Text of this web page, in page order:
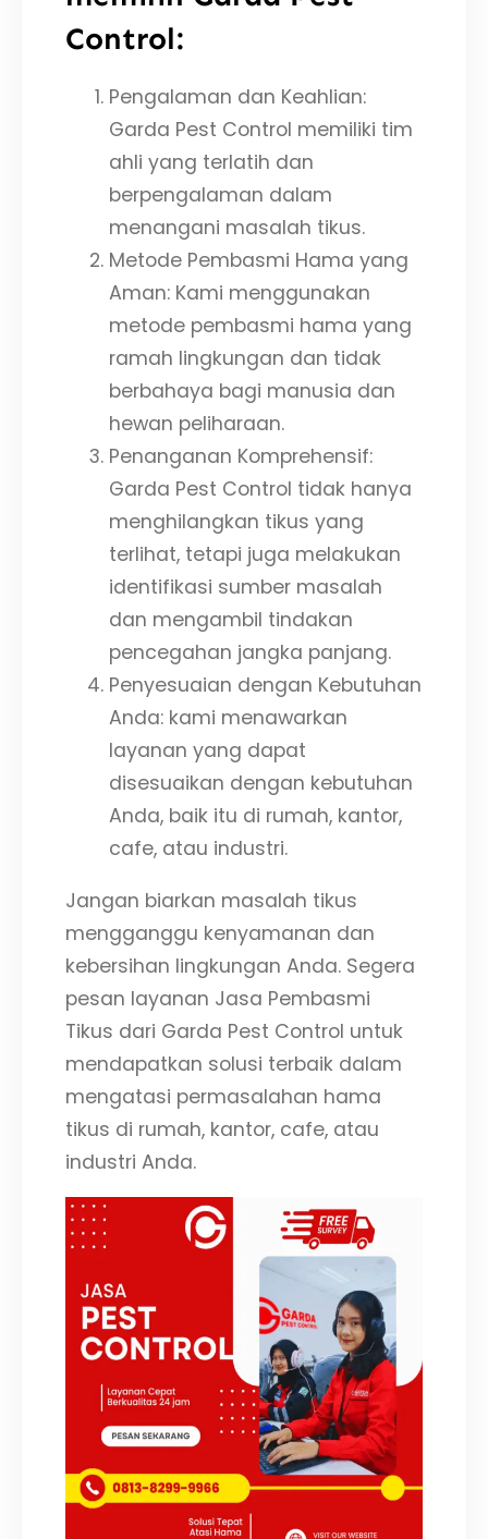
Control:
Pengalaman dan Keahlian:
Garda Pest Control memiliki tim
ahli yang terlatih dan
berpengalaman dalam
menangani masalah tikus.
Metode Pembasmi Hama yang
Aman: Kami menggunakan
metode pembasmi hama yang
ramah lingkungan dan tidak
berbahaya bagi manusia dan
hewan peliharaan.
Penanganan Komprehensif:
Garda Pest Control tidak hanya
menghilangkan tikus yang
terlihat, tetapi juga melakukan
identifikasi sumber masalah
dan mengambil tindakan
pencegahan jangka panjang.
Penyesuaian dengan Kebutuhan
Anda: kami menawarkan
layanan yang dapat
disesuaikan dengan kebutuhan
Anda, baik itu di rumah, kantor,
cafe, atau industri.
Jangan biarkan masalah tikus
mengganggu kenyamanan dan
kebersihan lingkungan Anda. Segera
pesan layanan Jasa Pembasmi
Tikus dari Garda Pest Control untuk
mendapatkan solusi terbaik dalam
mengatasi permasalahan hama
tikus di rumah, kantor, cafe, atau
industri Anda.